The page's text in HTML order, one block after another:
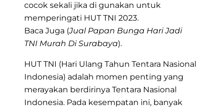
cocok sekali jika di gunakan untuk
memperingati HUT TNI 2023.
Baca Juga (Jual Papan Bunga Hari Jadi
TNI Murah Di Surabaya).
HUT TNI (Hari Ulang Tahun Tentara Nasional
Indonesia) adalah momen penting yang
merayakan berdirinya Tentara Nasional
Indonesia. Pada kesempatan ini, banyak